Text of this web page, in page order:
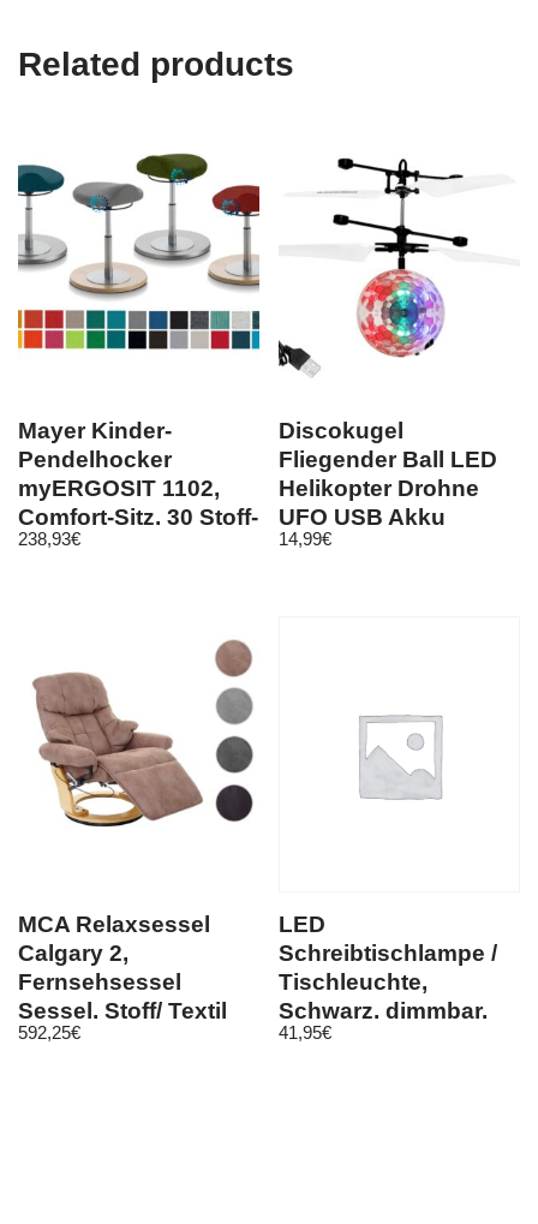
Related products
Mayer Kinder-
Pendelhocker
myERGOSIT 1102,
Comfort-Sitz, 30 Stoff-
Bezüge
238,93€
Discokugel
Fliegender Ball LED
Helikopter Drohne
UFO USB Akku
Steuerung per Hand
14,99€
MCA Relaxsessel
Calgary 2,
Fernsehsessel
Sessel, Stoff/ Textil
150kg belastbar
592,25€
LED
Schreibtischlampe /
Tischleuchte,
Schwarz, dimmbar,
Touch-ON, USB-
41,95€